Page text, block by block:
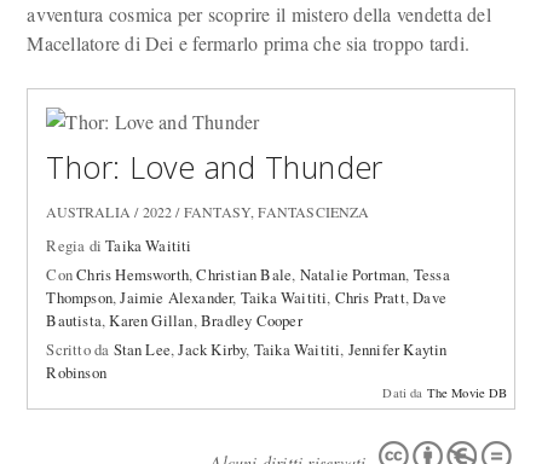
avventura cosmica per scoprire il mistero della vendetta del
Macellatore di Dei e fermarlo prima che sia troppo tardi.
Thor: Love and Thunder
AUSTRALIA / 2022 / FANTASY, FANTASCIENZA
Regia diTaika Waititi
ConChris Hemsworth,Christian Bale, Natalie Portman, Tessa
Thompson,Jaimie Alexander, Taika Waititi, Chris Pratt,Dave
Bautista,Karen Gillan,Bradley Cooper
Scritto da Stan Lee,Jack Kirby, Taika Waititi, Jennifer Kaytin
Robinson
Dati da The Movie DB